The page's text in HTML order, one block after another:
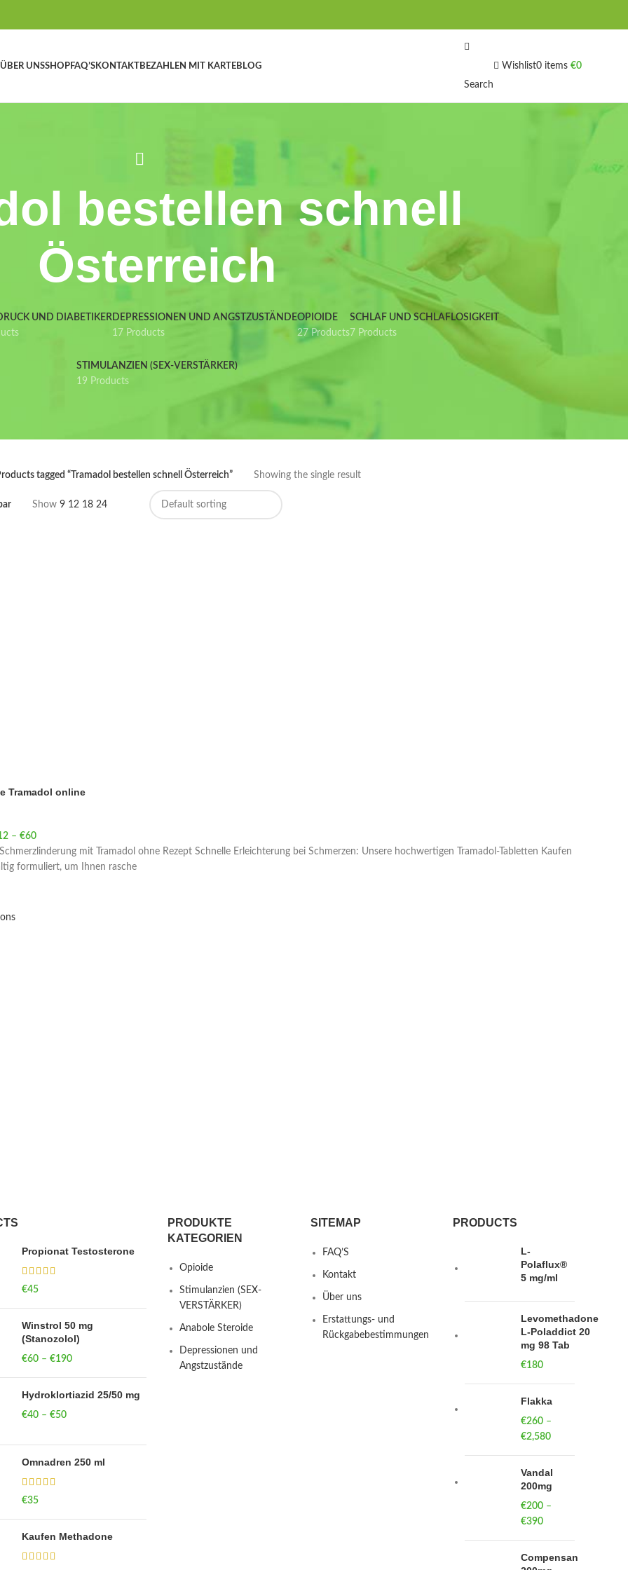
ÜBER UNSSHOPFAQ’SKONTAKTBEZAHLEN MIT KARTEBLOG
Search
Wishlist0 items €0
bestellen schnell
Österreich
UND DIABETIKERDEPRESSIONEN UND ANGSTZUSTÄNDE
17 Products
OPIOIDE
27 Products
SCHLAF UND SCHLAFLOSIGKEIT
7 Products
STIMULANZIEN (SEX-VERSTÄRKER)
19 Products
tagged “Tramadol bestellen schnell Österreich” Showing the single result
Show 9 12 18 24
Tramadol online
– €60Price range: €12 through €60
mit Tramadol ohne Rezept Schnelle Erleichterung bei Schmerzen: Unsere hochwertigen Tramadol-Tabletten Kaufen
formuliert, um Ihnen rasche
Propionat Testosterone
€45
Winstrol 50 mg
(Stanozolol)
€60 – €190Price range: €60
Hydroklortiazid 25/50 mg
€40 – €50Price range: €40
Omnadren 250 ml
€35
Kaufen Methadone
PRODUKTE
KATEGORIEN
Opioide
Stimulanzien (SEX-
VERSTÄRKER)
Anabole Steroide
Depressionen und
Angstzustände
SITEMAP
FAQ’S
Kontakt
Über uns
Erstattungs- und
Rückgabebestimmungen
PRODUCTS
L-
Polaflux®
5 mg/ml
Levomethadone
L-Poladdict 20
mg 98 Tab
€180
Flakka
€260 –
€2,580
€260
through
Vandal
200mg
€200 –
€390
Compensan